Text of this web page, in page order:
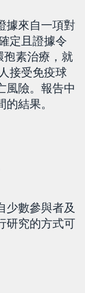
據來自一項對
定且證據令
孢素治療，就
接受免疫球
風險。報告中
結果。
少數參與者及
研究的方式可